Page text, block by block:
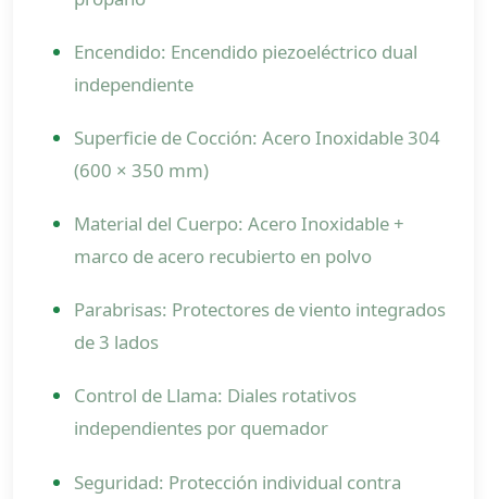
Encendido: Encendido piezoeléctrico dual
independiente
Superficie de Cocción: Acero Inoxidable 304
(600 × 350 mm)
Material del Cuerpo: Acero Inoxidable +
marco de acero recubierto en polvo
Parabrisas: Protectores de viento integrados
de 3 lados
Control de Llama: Diales rotativos
independientes por quemador
Seguridad: Protección individual contra